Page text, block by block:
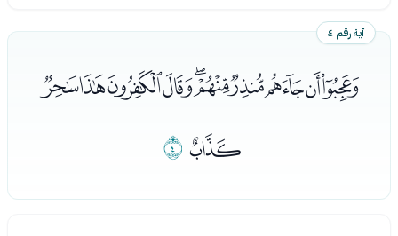
آية رقم ٤
ﭩﭪﭫﭬﭭﭮﭯﭰﭱﭲ
ﭳﭴ